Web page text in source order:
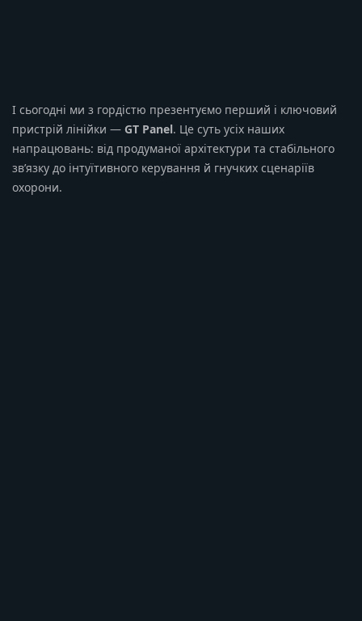
І сьогодні ми з гордістю презентуємо перший і ключовий
пристрій лінійки — GT Panel. Це суть усіх наших
напрацювань: від продуманої архітектури та стабільного
зв’язку до інтуїтивного керування й гнучких сценаріїв
охорони.